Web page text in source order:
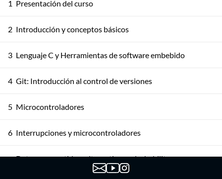
1 Presentación del curso
2 Introducción y conceptos básicos
3 Lenguaje C y Herramientas de software embebido
4 Git: Introducción al control de versiones
5 Microcontroladores
6 Interrupciones y microcontroladores
Datos compartidos: alternativas a deshabilitar